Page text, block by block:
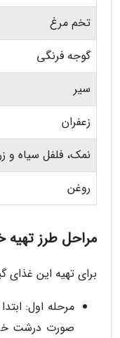
تخم مرغ
گوجه فرنگی
سیر
زعفران
نمک، فلفل سیاه و
روغن
مراحل طرز
برای تهیه این غذای
مرحله اول:
صورت درشت